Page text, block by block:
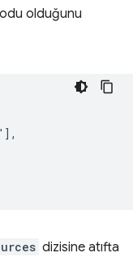
olduğunu
dizisine atıfta